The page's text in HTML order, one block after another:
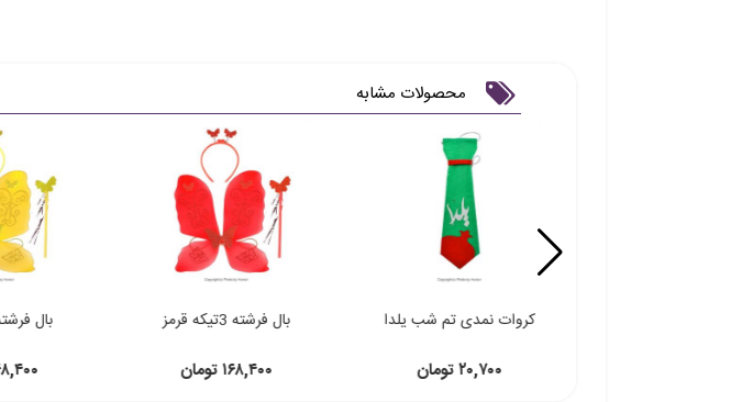
محصولات مشابه
کروات نمدی تم شب یلدا
۲۰,۷۰۰ تومان
بال فرشته 3تیکه قرمز
۱۶۸,۴۰۰ تومان
بال فرشته 3تیکه
۱۶۸,۴۰۰